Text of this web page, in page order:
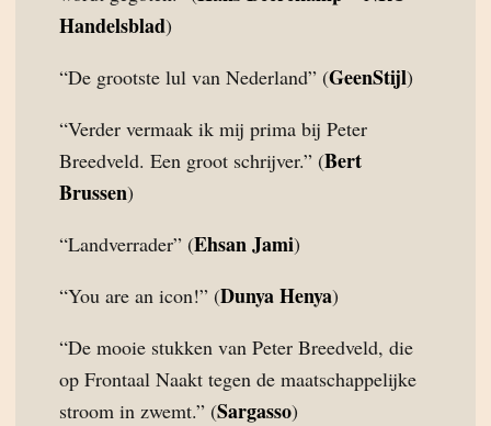
Handelsblad)
“De grootste lul van Nederland” (GeenStijl)
“Verder vermaak ik mij prima bij Peter
Breedveld. Een groot schrijver.” (Bert
Brussen)
“Landverrader” (Ehsan Jami)
“You are an icon!” (Dunya Henya)
“De mooie stukken van Peter Breedveld, die
op Frontaal Naakt tegen de maatschappelijke
stroom in zwemt.” (Sargasso)